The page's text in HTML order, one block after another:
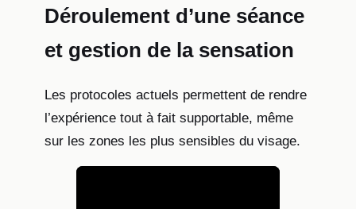
Déroulement d’une séance
et gestion de la sensation
Les protocoles actuels permettent de rendre
l’expérience tout à fait supportable, même
sur les zones les plus sensibles du visage.